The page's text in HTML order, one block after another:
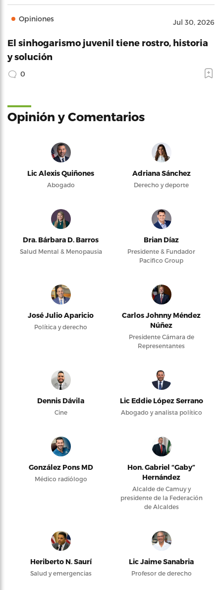
Opiniones Jul 30, 2026
El sinhogarismo juvenil tiene rostro, historia
y solución
0
Opinión y Comentarios
Lic Alexis Quiñones
Abogado
Adriana Sánchez
Derecho y deporte
Dra. Bárbara D. Barros
Salud Mental & Menopausia
Brian Díaz
Presidente & Fundador
Pacifico Group
José Julio Aparicio
Política y derecho
Carlos Johnny Méndez
Núñez
Presidente Cámara de
Representantes
Dennis Dávila
Cine
Lic Eddie López Serrano
Abogado y analista político
González Pons MD
Médico radiólogo
Hon. Gabriel “Gaby”
Hernández
Alcalde de Camuy y
presidente de la Federación
de Alcaldes
Heriberto N. Saurí
Salud y emergencias
Lic Jaime Sanabria
Profesor de derecho